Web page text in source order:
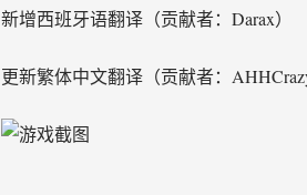
新增西班牙语翻译（贡献者：Darax）
更新繁体中文翻译（贡献者：AHHCrazy